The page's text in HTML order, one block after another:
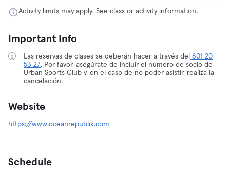
Activity limits may apply. See class or activity information.
Important Info
Las reservas de clases se deberán hacer a través del 601 20
53 27. Por favor, asegúrate de incluir el número de socio de
Urban Sports Club y, en el caso de no poder asistir, realiza la
cancelación.
Website
https://www.oceanrepublik.com
Schedule